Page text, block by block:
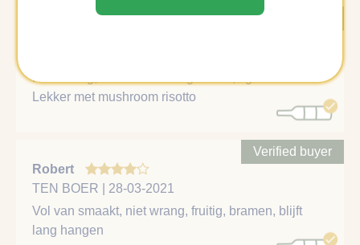
Verified buyer
Heel fruitig, donkerder dan gedacht, light bodied.
Lekker met mushroom risotto
Robert
TEN BOER | 28-03-2021
Verified buyer
Vol van smaakt, niet wrang, fruitig, bramen, blijft
lang hangen